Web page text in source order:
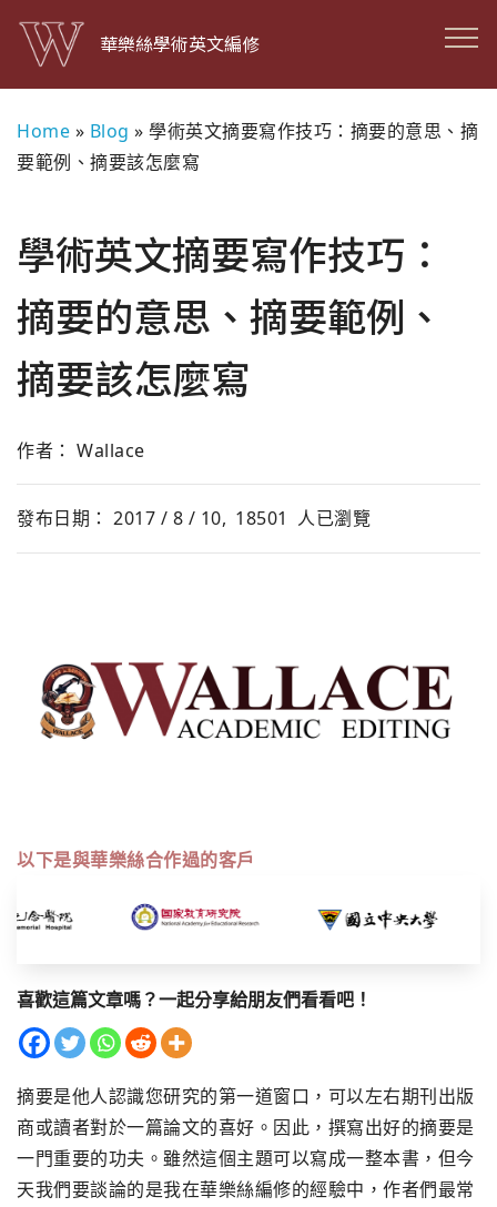
華樂絲學術英文編修
Home » Blog » 學術英文摘要寫作技巧：摘要的意思、摘
要範例、摘要該怎麼寫
學術英文摘要寫作技巧：
摘要的意思、摘要範例、
摘要該怎麼寫
作者： Wallace
發布日期： 2017 / 8 / 10, 18501 人已瀏覽
以下是與華樂絲合作過的客戶
喜歡這篇文章嗎？一起分享給朋友們看看吧！
摘要是他人認識您研究的第一道窗口，可以左右期刊出版
商或讀者對於一篇論文的喜好。因此，撰寫出好的摘要是
一門重要的功夫。雖然這個主題可以寫成一整本書，但今
天我們要談論的是我在華樂絲編修的經驗中，作者們最常